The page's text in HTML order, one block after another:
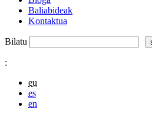
Baliabideak
Kontaktua
Bilatu
:
eu
es
en